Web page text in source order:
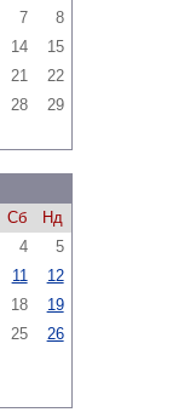
7
8
14
15
21
22
28
29
Сб
Нд
4
5
11
12
18
19
25
26